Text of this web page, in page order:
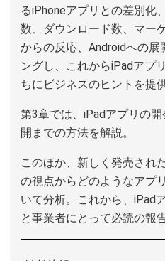
るiPhoneアプリとの差別化
数、ダウンロード数、マー
からの反応、Androidへの展
ングし、これからiPadアプ
ちにビジネスのヒントを提
第3章では、iPadアプリの
開までの方法を解説。
このほか、新しく発売され
の視点からどのようなアプ
いて分析。これから、iPad
と事業者にとって必読の報